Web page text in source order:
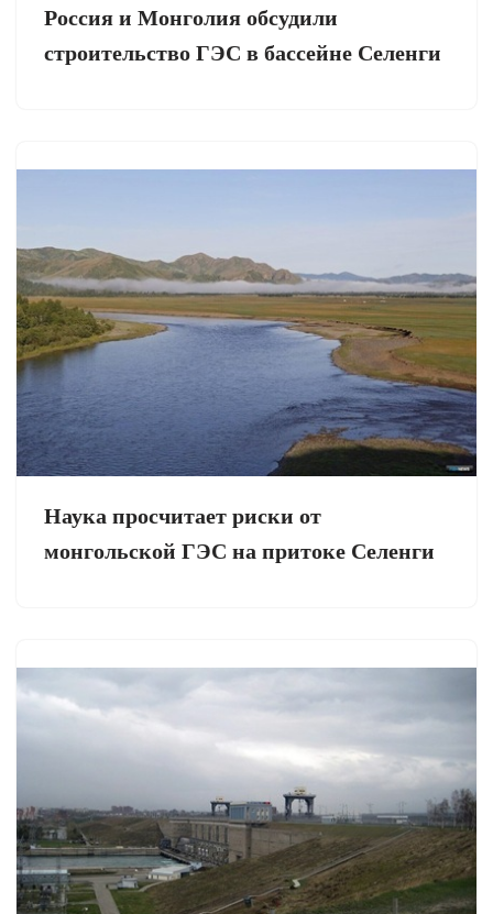
Россия и Монголия обсудили
строительство ГЭС в бассейне Селенги
Наука просчитает риски от
монгольской ГЭС на притоке Селенги